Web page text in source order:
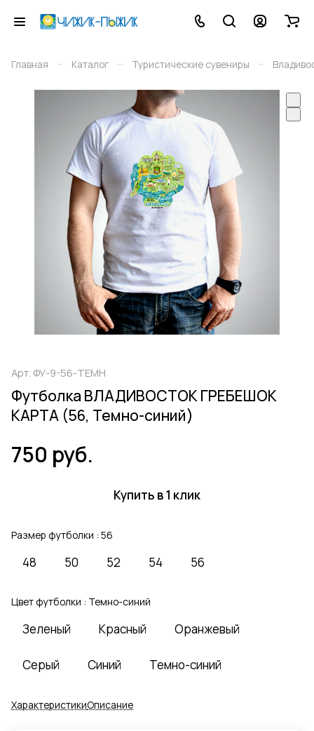
Главная – Каталог – Туристические сувениры –
Арт. ФУ-9-56-ТЕМН
Футболка ВЛАДИВОСТОК ГРЕБЕШОК
КАРТА (56, Темно-синий)
750 руб.
Купить в 1 клик
Размер футболки : 56
48 50 52 54 56
Цвет футболки : Темно-синий
Зеленый Красный Оранжевый
Серый Синий Темно-синий
ХарактеристикиОписание